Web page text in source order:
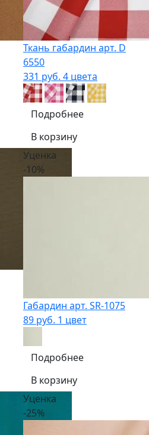
Ткань габардин арт. D
6550
331 руб. 4 цвета
Подробнее
В корзину
Уценка
-10%
Габардин арт. SR-1075
89 руб. 1 цвет
Подробнее
В корзину
Уценка
-25%